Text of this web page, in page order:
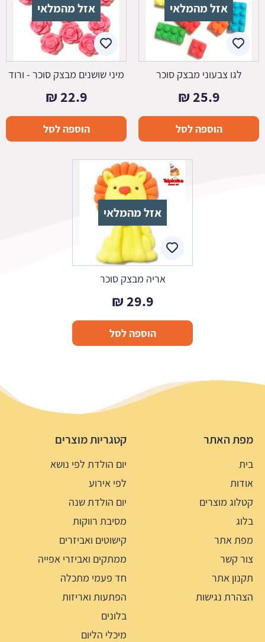
אזל מהמלאי
לגו צבעוני מבצק סוכר
25.9
₪
הוספה לסל
אזל מהמלאי
מיני שושנים מבצק סוכר - ורוד
22.9
₪
הוספה לסל
אזל מהמלאי
אריה מבצק סוכר
29.9
₪
הוספה לסל
מפת האתר
בית
אודות
קטלוג מוצרים
בלוג
מפת אתר
צור קשר
תקנון אתר
הצהרת נגישות
קטגריות מוצרים
יום הולדת לפי נושא
לפי אירוע
יום הולדת שנה
מסיבת רווקות
קישוטים ואביזרים
ממתקים ואביזרי אפייה
חד פעמי מתכלה
הפתעות ואריזות
בלונים
מיכלי הליום